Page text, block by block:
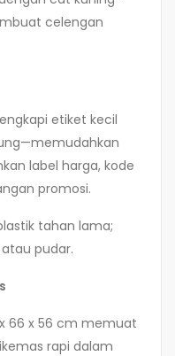
celengan
etiket kecil
label harga, kode
promosi.
tahan lama;
pudar.
66 x 56 cm memuat
rapi dalam